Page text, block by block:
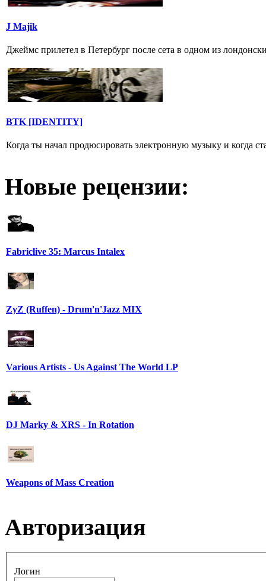
J Majik
Джеймс прилетел в Петербург после сета в одном из
BTK [IDENTITY]
Когда ты начал продюсировать электронную музыку и когда
Новые рецензии:
Fabriclive 35: Marcus Intalex
ZyZ (Ruffen) - Drum'n'Jazz MIX
Various Artists - Us Against The World LP
DJ Marky & XRS - In Rotation
Weapons of Mass Creation
Авторизация
Логин